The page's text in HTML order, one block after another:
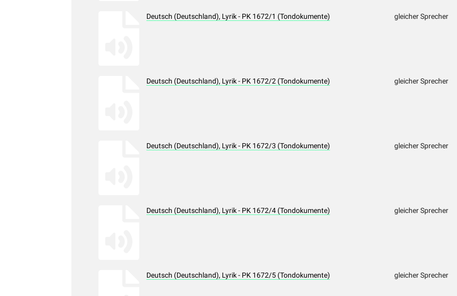
Deutsch (Deutschland), Lyrik - PK 1672/1 (Tondokumente) gleicher Sprecher
Deutsch (Deutschland), Lyrik - PK 1672/2 (Tondokumente) gleicher Sprecher
Deutsch (Deutschland), Lyrik - PK 1672/3 (Tondokumente) gleicher Sprecher
Deutsch (Deutschland), Lyrik - PK 1672/4 (Tondokumente) gleicher Sprecher
Deutsch (Deutschland), Lyrik - PK 1672/5 (Tondokumente) gleicher Sprecher